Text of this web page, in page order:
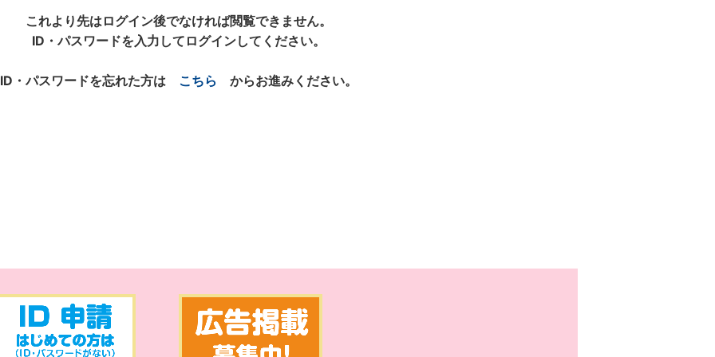
これより先はログイン後でなければ閲覧できません。
ID・パスワードを入力してログインしてください。
ID・パスワードを忘れた方は こちら からお進みください。